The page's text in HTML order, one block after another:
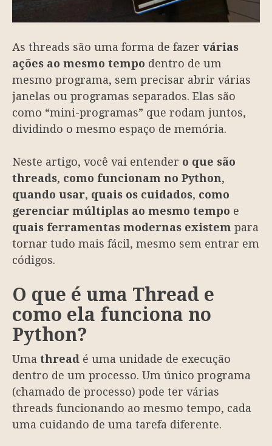
As threads são uma forma de fazer várias
ações ao mesmo tempo dentro de um
mesmo programa, sem precisar abrir várias
janelas ou programas separados. Elas são
como “mini-programas” que rodam juntos,
dividindo o mesmo espaço de memória.
Neste artigo, você vai entender o que são
threads, como funcionam no Python,
quando usar, quais os cuidados, como
gerenciar múltiplas ao mesmo tempo e
quais ferramentas modernas existem para
tornar tudo mais fácil, mesmo sem entrar em
códigos.
O que é uma Thread e
como ela funciona no
Python?
Uma thread é uma unidade de execução
dentro de um processo. Um único programa
(chamado de processo) pode ter várias
threads funcionando ao mesmo tempo, cada
uma cuidando de uma tarefa diferente.